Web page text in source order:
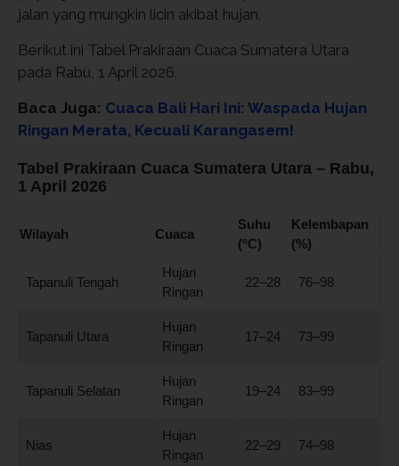
jalan yang mungkin licin akibat hujan.
Berikut ini Tabel Prakiraan Cuaca Sumatera Utara
pada Rabu, 1 April 2026.
Baca Juga: Cuaca Bali Hari Ini: Waspada Hujan
Ringan Merata, Kecuali Karangasem!
Tabel Prakiraan Cuaca Sumatera Utara – Rabu,
1 April 2026
Wilayah Cuaca
Suhu
(°C)
Kelembapan
(%)
Tapanuli Tengah
Hujan
Ringan
22–28 76–98
Tapanuli Utara
Hujan
Ringan
17–24 73–99
Tapanuli Selatan
Hujan
Ringan
19–24 83–99
Nias
Hujan
Ringan
22–29 74–98